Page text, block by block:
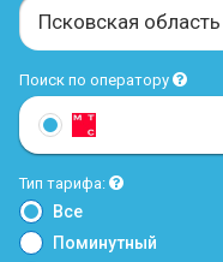
Псковская область
Поиск по оператору
Тип тарифа:
Все
Поминутный